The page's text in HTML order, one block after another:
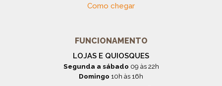
Como chegar
FUNCIONAMENTO
LOJAS E QUIOSQUES
Segunda a sábado 09 às 22h
Domingo 10h às 16h